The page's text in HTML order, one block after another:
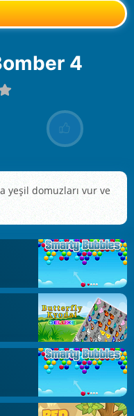
4
yeşil domuzları vur ve